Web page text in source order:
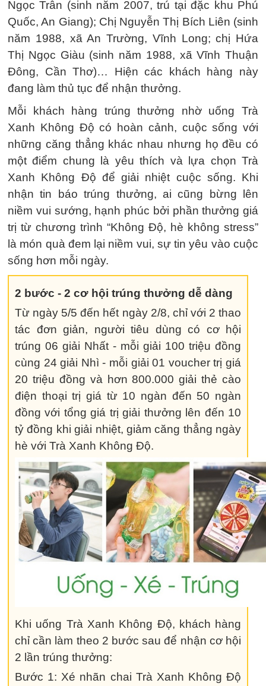
Ngọc Trân (sinh năm 2007, trú tại đặc khu Phú
Quốc, An Giang); Chị Nguyễn Thị Bích Liên (sinh
năm 1988, xã An Trường, Vĩnh Long; chị Hứa
Thị Ngọc Giàu (sinh năm 1988, xã Vĩnh Thuận
Đông, Cần Thơ)… Hiện các khách hàng này
đang làm thủ tục để nhận thưởng.
Mỗi khách hàng trúng thưởng nhờ uống Trà
Xanh Không Độ có hoàn cảnh, cuộc sống với
những căng thẳng khác nhau nhưng họ đều có
một điểm chung là yêu thích và lựa chọn Trà
Xanh Không Độ để giải nhiệt cuộc sống. Khi
nhận tin báo trúng thưởng, ai cũng bừng lên
niềm vui sướng, hạnh phúc bởi phần thưởng giá
trị từ chương trình “Không Độ, hè không stress”
là món quà đem lại niềm vui, sự tin yêu vào cuộc
sống hơn mỗi ngày.
2 bước - 2 cơ hội trúng thưởng dễ dàng
Từ ngày 5/5 đến hết ngày 2/8, chỉ với 2 thao
tác đơn giản, người tiêu dùng có cơ hội
trúng 06 giải Nhất - mỗi giải 100 triệu đồng
cùng 24 giải Nhì - mỗi giải 01 voucher trị giá
20 triệu đồng và hơn 800.000 giải thẻ cào
điện thoại trị giá từ 10 ngàn đến 50 ngàn
đồng với tổng giá trị giải thưởng lên đến 10
tỷ đồng khi giải nhiệt, giảm căng thẳng ngày
hè với Trà Xanh Không Độ.
Khi uống Trà Xanh Không Độ, khách hàng
chỉ cần làm theo 2 bước sau để nhận cơ hội
2 lần trúng thưởng:
Bước 1: Xé nhãn chai Trà Xanh Không Độ